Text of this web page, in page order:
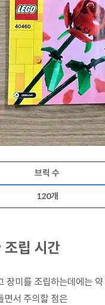
브릭 수
120개
조립 시간
장미를 조립하는데에는
면서 주의할 점은